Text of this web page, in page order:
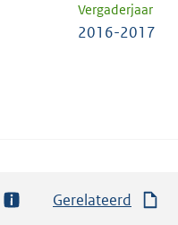
Vergaderjaar
2016-2017
Gerelateerd